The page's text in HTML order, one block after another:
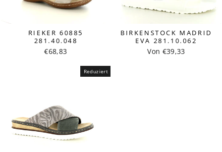
RIEKER 60885
281.40.048
€68,83
BIRKENSTOCK MADRID
EVA 281.10.062
Von €39,33
Reduziert